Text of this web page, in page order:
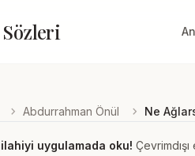
chevron_right Abdurrahman Önül chevron_right Ne
ilahiyi uygulamada oku!